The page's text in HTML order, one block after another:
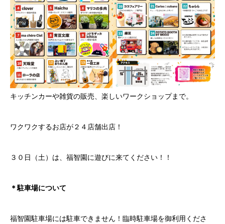
キッチンカーや雑貨の販売、楽しいワークショップまで。
ワクワクするお店が２４店舗出店！
３０日（土）は、福智園に遊びに来てください！！
＊駐車場について
福智園駐車場には駐車できません！臨時駐車場を御利用くださ